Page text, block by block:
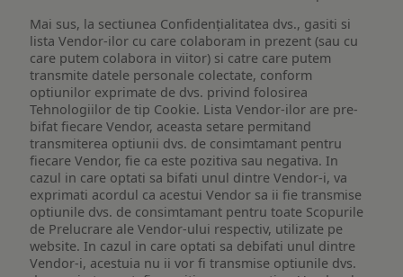
Mai sus, la sectiunea Confidențialitatea dvs., gasiti si
lista Vendor-ilor cu care colaboram in prezent (sau cu
care putem colabora in viitor) si catre care putem
transmite datele personale colectate, conform
optiunilor exprimate de dvs. privind folosirea
Tehnologiilor de tip Cookie. Lista Vendor-ilor are pre-
bifat fiecare Vendor, aceasta setare permitand
transmiterea optiunii dvs. de consimtamant pentru
fiecare Vendor, fie ca este pozitiva sau negativa. In
cazul in care optati sa bifati unul dintre Vendor-i, va
exprimati acordul ca acestui Vendor sa ii fie transmise
optiunile dvs. de consimtamant pentru toate Scopurile
de Prelucrare ale Vendor-ului respectiv, utilizate pe
website. In cazul in care optati sa debifati unul dintre
Vendor-i, acestuia nu ii vor fi transmise optiunile dvs.